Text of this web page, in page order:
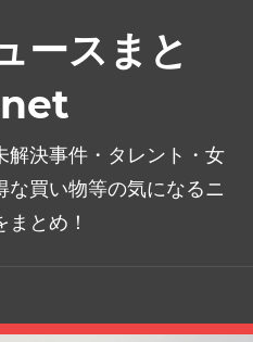
ースまと
解決事件・タレント・女
買い物等の気になるニ
まとめ！